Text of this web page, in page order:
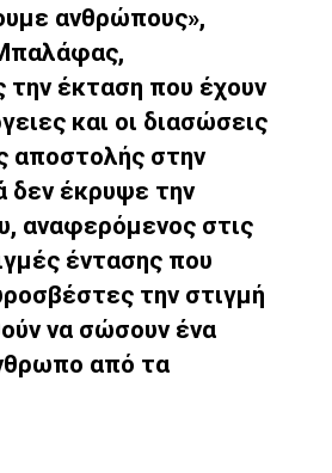
ανθρώπους»,
την έκταση που έχουν
και οι διασώσεις
αποστολής στην
δεν έκρυψε την
αναφερόμενος στις
έντασης που
την στιγμή
να σώσουν ένα
από τα